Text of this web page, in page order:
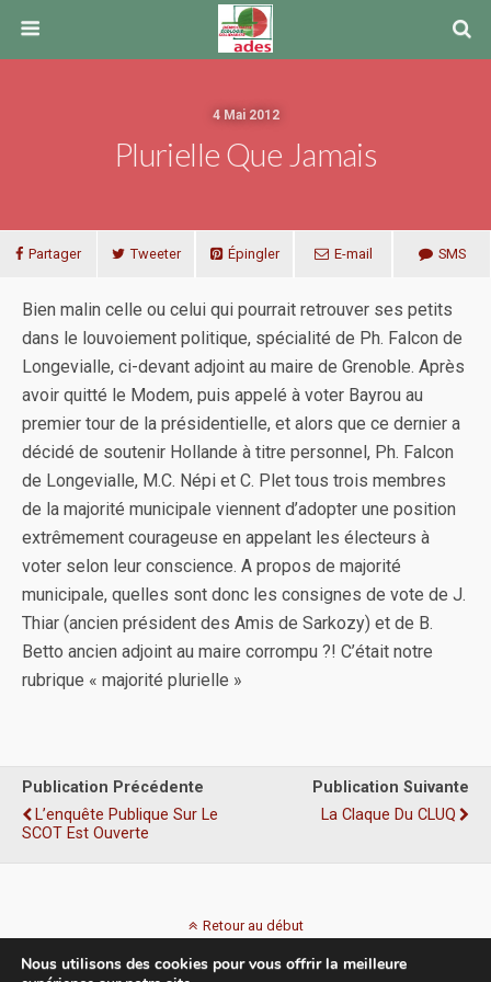
4 Mai 2012
Plurielle Que Jamais
Partager Tweeter Épingler E-mail SMS
Bien malin celle ou celui qui pourrait retrouver ses petits
dans le louvoiement politique, spécialité de Ph. Falcon de
Longevialle, ci-devant adjoint au maire de Grenoble. Après
avoir quitté le Modem, puis appelé à voter Bayrou au
premier tour de la présidentielle, et alors que ce dernier a
décidé de soutenir Hollande à titre personnel, Ph. Falcon
de Longevialle, M.C. Népi et C. Plet tous trois membres
de la majorité municipale viennent d’adopter une position
extrêmement courageuse en appelant les électeurs à
voter selon leur conscience. A propos de majorité
municipale, quelles sont donc les consignes de vote de J.
Thiar (ancien président des Amis de Sarkozy) et de B.
Betto ancien adjoint au maire corrompu ?! C’était notre
rubrique « majorité plurielle »
Publication Précédente
L’enquête Publique Sur Le
SCOT Est Ouverte
Publication Suivante
La Claque Du CLUQ
Retour au début
Nous utilisons des cookies pour vous offrir la meilleure